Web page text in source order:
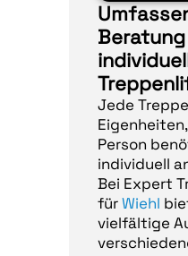
Jede
Person
individuell
Bei Expert
fürWiehl
vielfältige